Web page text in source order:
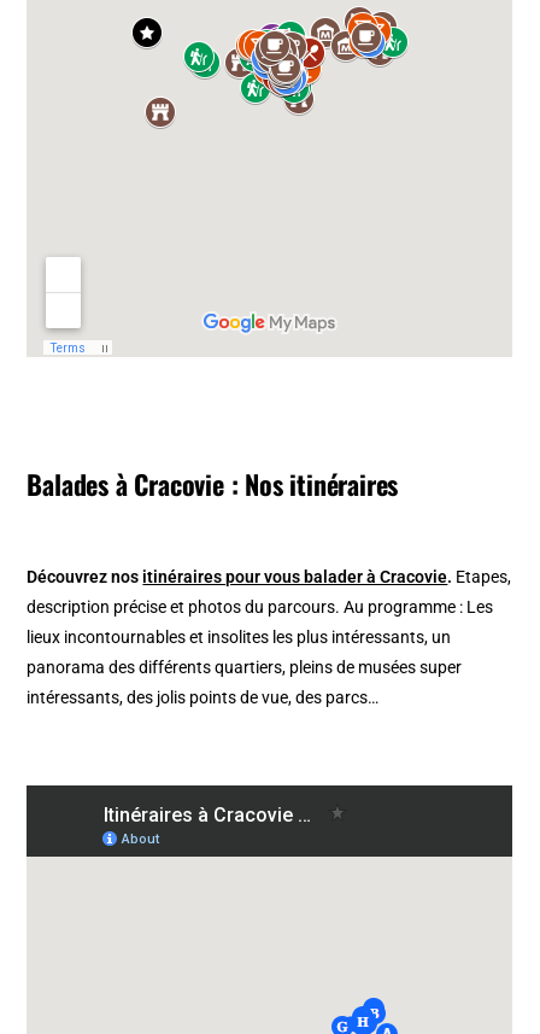
Balades à Cracovie : Nos itinéraires
Découvrez nos itinéraires pour vous balader à Cracovie. Etapes,
description précise et photos du parcours. Au programme : Les
lieux incontournables et insolites les plus intéressants, un
panorama des différents quartiers, pleins de musées super
intéressants, des jolis points de vue, des parcs…